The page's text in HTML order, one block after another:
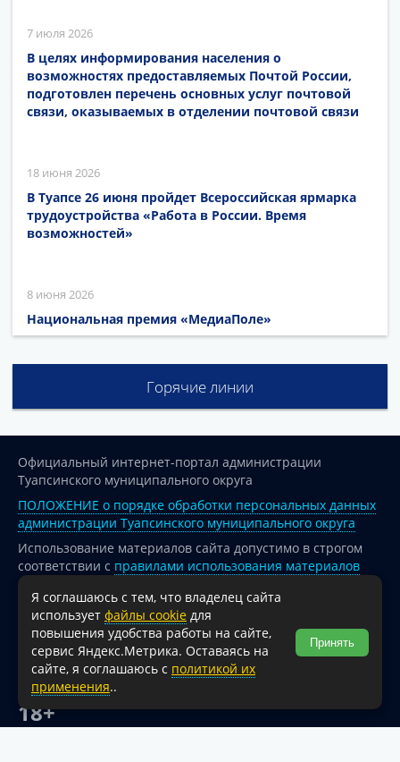
7 июля 2026
В целях информирования населения о
возможностях предоставляемых Почтой России,
подготовлен перечень основных услуг почтовой
связи, оказываемых в отделении почтовой связи
18 июня 2026
В Туапсе 26 июня пройдет Всероссийская ярмарка
трудоустройства «Работа в России. Время
возможностей»
8 июня 2026
Национальная премия «МедиаПоле»
Горячие линии
Официальный интернет-портал администрации
Туапсинского муниципального округа
ПОЛОЖЕНИЕ о порядке обработки персональных данных
администрации Туапсинского муниципального округа
Использование материалов сайта допустимо в строгом
соответствии с правилами использования материалов
опубликованных на сайте
При перепечатке и использовании информации ссылка
на источник обязательна.
Для сайтов и страниц сети Интернет обязательна
активная гиперссылка на официальный интернет-портал
администрации Туапсинского муниципального округа.
18+
Я соглашаюсь с тем, что владелец сайта
использует файлы cookie для
повышения удобства работы на сайте,
сервис Яндекс.Метрика. Оставаясь на
сайте, я соглашаюсь с политикой их
применения..
Принять